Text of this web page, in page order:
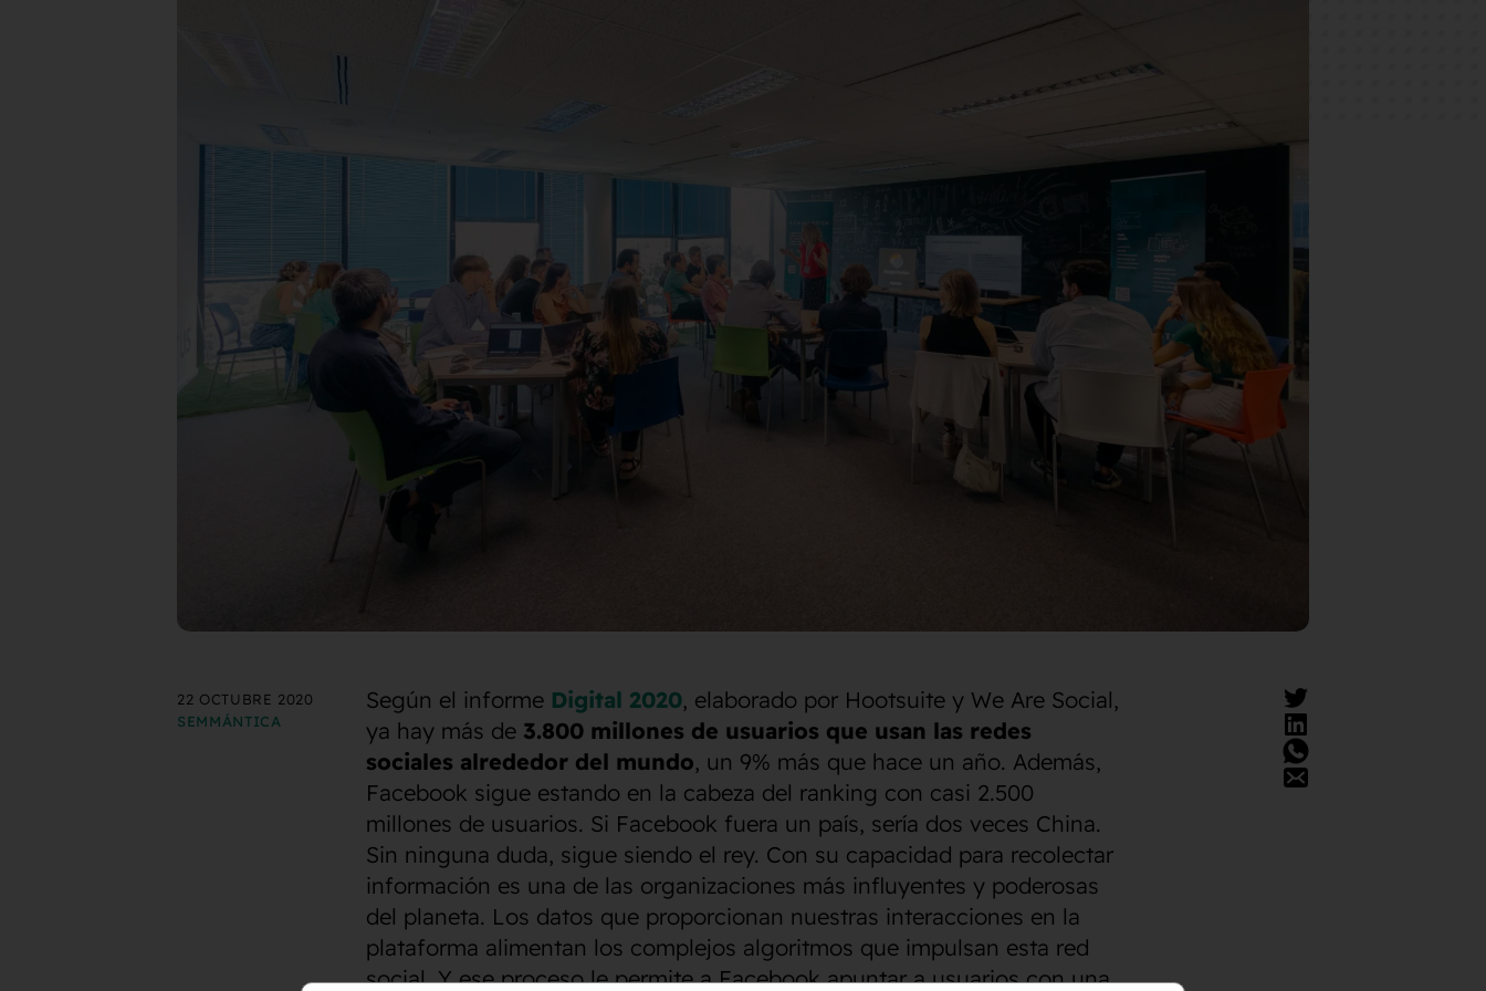
22 OCTUBRE 2020
SEMMÁNTICA
Según el informe Digital 2020, elaborado por Hootsuite y We Are Social,
ya hay más de 3.800 millones de usuarios que usan las redes
sociales alrededor del mundo, un 9% más que hace un año. Además,
Facebook sigue estando en la cabeza del ranking con casi 2.500
millones de usuarios. Si Facebook fuera un país, sería dos veces China.
Sin ninguna duda, sigue siendo el rey. Con su capacidad para recolectar
información es una de las organizaciones más influyentes y poderosas
del planeta. Los datos que proporcionan nuestras interacciones en la
plataforma alimentan los complejos algoritmos que impulsan esta red
social. Y ese proceso le permite a Facebook apuntar a usuarios con una